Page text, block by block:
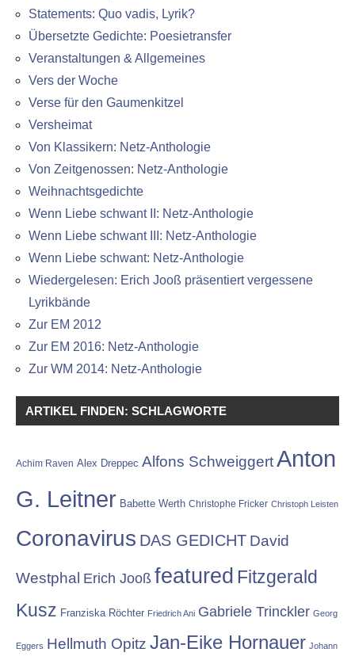
Statements: Quo vadis, Lyrik?
Übersetzte Gedichte: Poesietransfer
Veranstaltungen & Allgemeines
Vers der Woche
Verse für den Gaumenkitzel
Versheimat
Von Klassikern: Netz-Anthologie
Von Zeitgenossen: Netz-Anthologie
Weihnachtsgedichte
Wenn Liebe schwant II: Netz-Anthologie
Wenn Liebe schwant III: Netz-Anthologie
Wenn Liebe schwant: Netz-Anthologie
Wiedergelesen: Erich Jooß präsentiert vergessene
Lyrikbände
Zur EM 2012
Zur EM 2016: Netz-Anthologie
Zur WM 2014: Netz-Anthologie
ARTIKEL FINDEN: SCHLAGWORTE
Achim Raven Alex Dreppec Alfons SchweiggertAnton
G. Leitner Babette Werth Christophe Fricker Christoph Leisten
Coronavirus DAS GEDICHT David
Westphal Erich Jooß featured Fitzgerald
Kusz Franziska Röchter Friedrich Ani Gabriele Trinckler Georg
Eggers Hellmuth Opitz Jan-Eike Hornauer Johann